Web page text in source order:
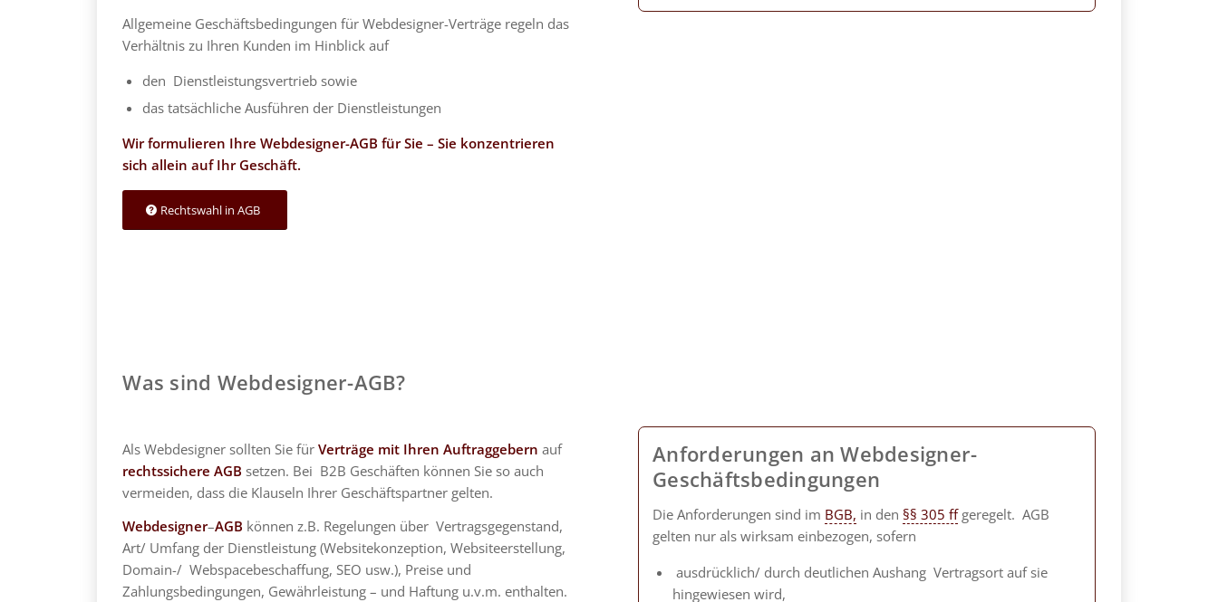
Allgemeine Geschäftsbedingungen für Webdesigner-Verträge regeln das
Verhältnis zu Ihren Kunden im Hinblick auf
den Dienstleistungsvertrieb sowie
das tatsächliche Ausführen der Dienstleistungen
Wir formulieren Ihre Webdesigner-AGB für Sie – Sie konzentrieren
sich allein auf Ihr Geschäft.
Rechtswahl in AGB
Was sind Webdesigner-AGB?
Als Webdesigner sollten Sie fürVerträge mit Ihren Auftraggebernauf
rechtssichere AGB setzen. Bei B2B Geschäften können Sie so auch
vermeiden, dass die Klauseln Ihrer Geschäftspartner gelten.
Webdesigner–AGB können z.B. Regelungen über Vertragsgegenstand,
Art/ Umfang der Dienstleistung (Websitekonzeption, Websiteerstellung,
Domain-/ Webspacebeschaffung, SEO usw.), Preise und
Zahlungsbedingungen, Gewährleistung – und Haftung u.v.m. enthalten.
Anforderungen an Webdesigner-
Geschäftsbedingungen
Die Anforderungen sind im BGB, in den §§ 305 ffgeregelt. AGB
gelten nur als wirksam einbezogen, sofern
ausdrücklich/ durch deutlichen Aushang Vertragsort auf sie
hingewiesen wird,